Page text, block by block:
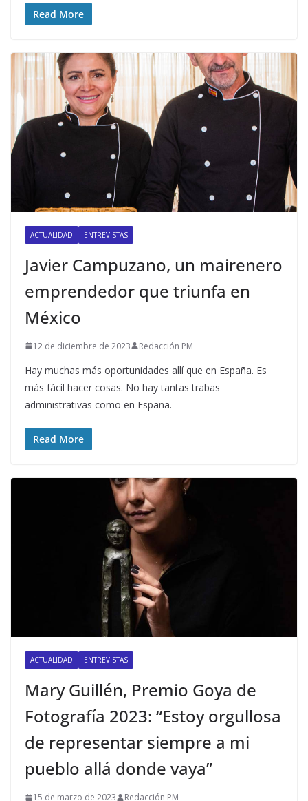
Read More
ACTUALIDAD ENTREVISTAS
Javier Campuzano, un mairenero
emprendedor que triunfa en
México
12 de diciembre de 2023 Redacción PM
Hay muchas más oportunidades allí que en España. Es
más fácil hacer cosas. No hay tantas trabas
administrativas como en España.
Read More
ACTUALIDAD ENTREVISTAS
Mary Guillén, Premio Goya de
Fotografía 2023: “Estoy orgullosa
de representar siempre a mi
pueblo allá donde vaya”
15 de marzo de 2023 Redacción PM